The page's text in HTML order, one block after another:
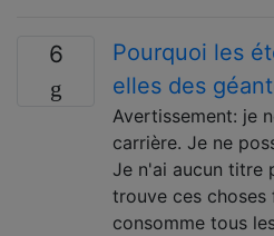
6
Pourquoi les
elles des
Avertissement: je
carrière. Je ne
Je n'ai aucun titre
trouve ces choses
consomme tous